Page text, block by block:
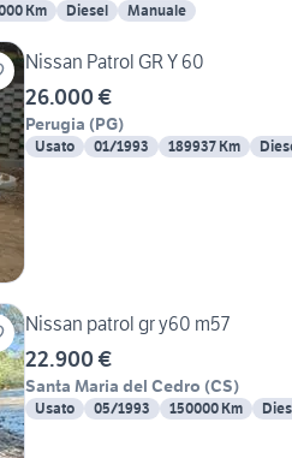
Km Diesel Manuale
Nissan Patrol GR Y 60
26.000 €
Perugia (PG)
Usato 01/1993 189937 Km
Nissan patrol gr y60 m57
22.900 €
Santa Maria del Cedro (CS)
Usato 05/1993 150000 Km